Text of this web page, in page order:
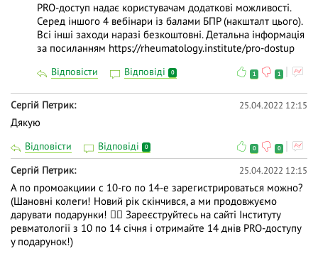
PRO-доступ надає користувачам додаткові можливості.
Серед іншого 4 вебінари із балами БПР (накшталт цього).
Всі інші заходи наразі безкоштовні. Детальна інформація
за посиланням https://rheumatology.institute/pro-dostup
Відповісти Відповіді 0 1 1
Сергій Петрик 25.04.2022 12:15
Дякую
Відповісти Відповіді 0 0 0
Сергій Петрик 25.04.2022 12:15
А по промоакциии с 10-го по 14-е зарегистрироваться можно?
(Шановні колеги! Новий рік скінчився, а ми продовжуємо
дарувати подарунки! 👍🏻 Зареєструйтесь на сайті Інституту
ревматології з 10 по 14 січня і отримайте 14 днів PRO-доступу
у подарунок!)